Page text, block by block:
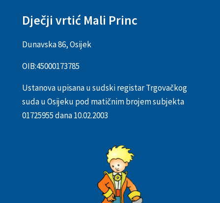
Dječji vrtić Mali Princ
Dunavska 86, Osijek
OIB:45000173785
Ustanova upisana u sudski registar Trgovačkog
suda u Osijeku pod matičnim brojem subjekta
01725955 dana 10.02.2003